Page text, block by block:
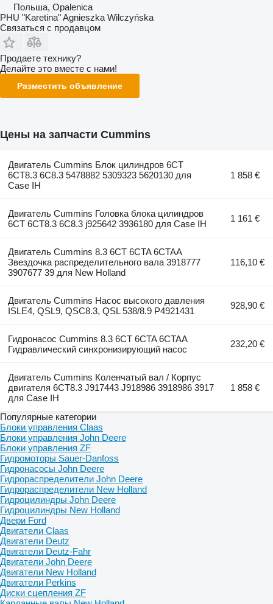
Польша, Opalenica
PHU "Karetina" Agnieszka Wilczyńska
Связаться с продавцом
Продаете технику?
Делайте это вместе с нами!
Разместить объявление
Цены на запчасти Cummins
Двигатель Cummins Блок цилиндров 6CT
6CT8.3 6C8.3 5478882 5309323 5620130 для
Case IH
1 858 €
Двигатель Cummins Головка блока цилиндров
6CT 6CT8.3 6C8.3 j925642 3936180 для Case IH
1 161 €
Двигатель Cummins 8.3 6CT 6CTA 6CTAA
Звездочка распределительного вала 3918777
3907677 39 для New Holland
116,10 €
Двигатель Cummins Насос высокого давления
ISLE4, QSL9, QSC8.3, QSL 538/8.9 P4921431
928,90 €
Гидронасос Cummins 8.3 6CT 6CTA 6CTAA
Гидравлический синхронизирующий насос
232,20 €
Двигатель Cummins Коленчатый вал / Корпус
двигателя 6CT8.3 J917443 J918986 3918986 3917
для Case IH
1 858 €
Популярные категории
Блоки управления Claas
Блоки управления John Deere
Блоки управления ZF
Гидромоторы Sauer-Danfoss
Гидронасосы John Deere
Гидрораспределители John Deere
Гидрораспределители New Holland
Гидроцилиндры John Deere
Гидроцилиндры New Holland
Двери Ford
Двигатели Claas
Двигатели Deutz
Двигатели Deutz-Fahr
Двигатели John Deere
Двигатели New Holland
Двигатели Perkins
Диски сцепления ZF